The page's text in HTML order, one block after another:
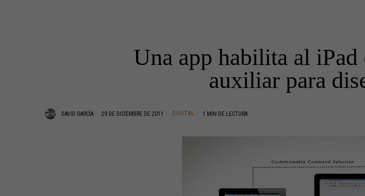
Una app habilita al
auxiliar para
DAVID GARCÍA 29 DE DICIEMBRE DE 2011 DIGITAL 1 MIN DE LECTURA